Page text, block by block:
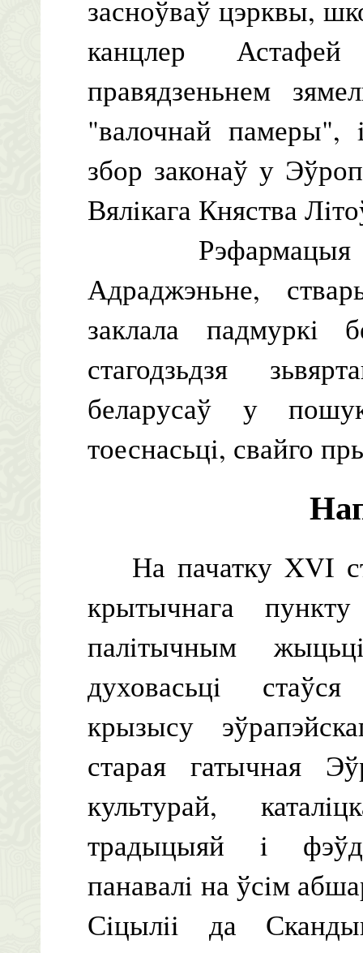
засноўваў цэрквы,
канцлер
правядзеньнем
"валочнай памеры",
збор законаў у
Вялiкага Княства
Рэфармацыя
Адраджэньне,
заклала падмуркi
стагодзьдзя
беларусаў у
тоеснасьцi, свайго
На пачатку XVI
крытычнага
палiтычным
духовасьцi
крызысу
старая гатычная
культурай,
традыцыяй i
панавалi на ўсiм
Сiцылii да